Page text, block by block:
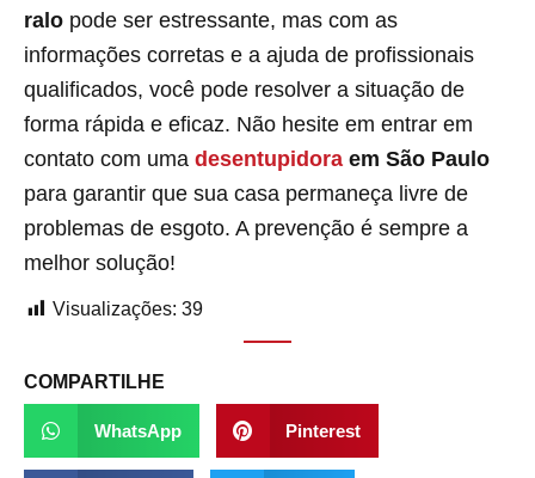
ralo pode ser estressante, mas com as
informações corretas e a ajuda de profissionais
qualificados, você pode resolver a situação de
forma rápida e eficaz. Não hesite em entrar em
contato com uma desentupidora em São Paulo
para garantir que sua casa permaneça livre de
problemas de esgoto. A prevenção é sempre a
melhor solução!
Visualizações: 39
COMPARTILHE
WhatsApp Pinterest